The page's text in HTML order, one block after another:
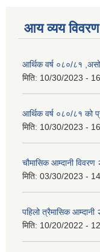
आय व्यय विवरण
आर्थिक वर्ष ०८०/८१
मिति: 10/30/2023 -
आर्थिक वर्ष ०८०/८१ को
मिति: 10/30/2023 -
चौमासिक आम्दानी
मिति: 03/30/2023 -
पहिलो त्रैमासिक
मिति: 10/20/2022 -